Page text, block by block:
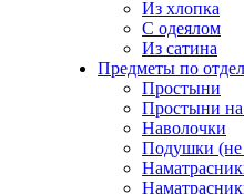
Из хлопка
С одеялом
Из сатина
Предметы по
Простыни
Простыни на
Наволочки
Подушки (не